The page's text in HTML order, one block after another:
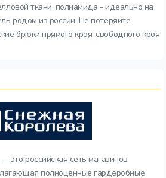
ткани, полиамида - идеально на
родом из россии. Не потеряйте
брюки прямого кроя, свободного кроя
это российская сеть магазинов
полноценные гардеробные